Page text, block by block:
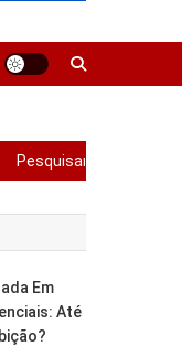
Pesquisar
Em
Até